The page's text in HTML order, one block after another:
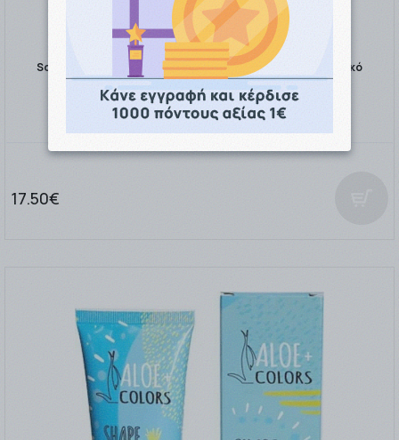
Somatoline Cosmetic 7 Nights Slimming Fresh Gel Για Τοπικό
Αδυνάτισμα Ultra Inte …
17.50€